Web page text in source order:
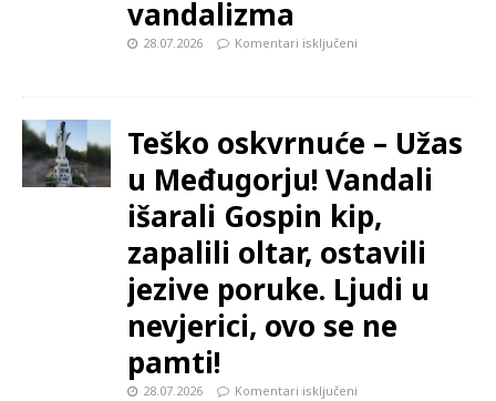
vandalizma
28.07.2026 Komentari isključeni
Teško oskvrnuće – Užas
u Međugorju! Vandali
išarali Gospin kip,
zapalili oltar, ostavili
jezive poruke. Ljudi u
nevjerici, ovo se ne
pamti!
28.07.2026 Komentari isključeni